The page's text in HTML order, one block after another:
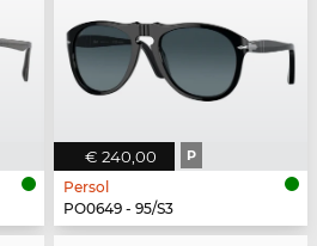
€ 240,00 P
Persol
PO0649 - 95/S3